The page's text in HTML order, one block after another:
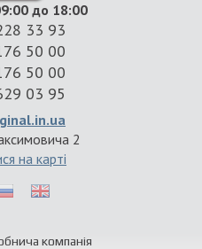
до 18:00
33 93
50 00
50 00
03 95
2
на карті
компанія